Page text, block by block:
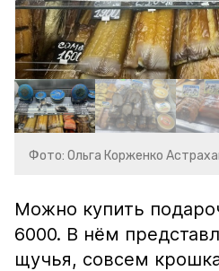
Фото: Ольга Корженко
Можно купить
6000. В нём
щучья, совсем